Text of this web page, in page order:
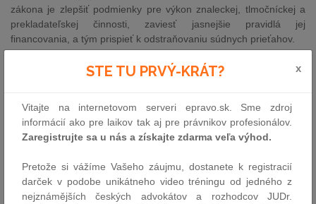
zákona je zlepšiť podmienky pre výkon znaleckej, tlmočníckej a
prekladateľskej činnosti, zaviesť jasnejšie pravidlá jej
financovania, a tým prispieť k odstraňovaniu súdnych prieťahov.
Náklady na činnosť znalcov, tlmočníkov a prekladateľov len v
rámci rozpočtových kapitol Ministerstva spravodlivosti SR a
trestného a súdneho konania dosahujú každoročne viac ako dve
desiatky miliónov eur. V súlade so schváleným legislatívnym
zámerom rekodifikácie civilného práva procesného sa preto
dokazovanie boli hradené nie zo zdrojov štátneho rozpočtu, ale z
povinne skladaných preddavkov od sporových strán. Takto
zložené preddavky zabezpečia, aby súd mohol znalcovi,
STE TU PRVÝ-KRÁT? x
Vitajte na internetovom serveri epravo.sk. Sme zdroj
informácií ako pre laikov tak aj pre právnikov profesionálov.
Zaregistrujte sa u nás a získajte zdarma veľa výhod.
Pretože si vážíme Vašeho záujmu, dostanete k registracií
darček v podobe unikátneho video tréningu od jedného z
nejznámějších českých advokátov a rozhodcov JUDr.